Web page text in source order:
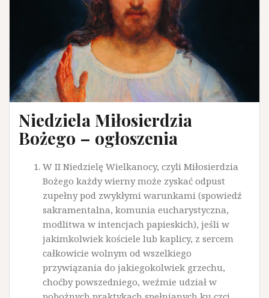
Niedziela Miłosierdzia
Bożego – ogłoszenia
W II Niedzielę Wielkanocy, czyli Miłosierdzia
Bożego każdy wierny może zyskać odpust
zupełny pod zwykłymi warunkami (spowiedź
sakramentalna, komunia eucharystyczna,
modlitwa w intencjach papieskich), jeśli w
jakimkolwiek kościele lub kaplicy, z sercem
całkowicie wolnym od wszelkiego
przywiązania do jakiegokolwiek grzechu,
choćby powszedniego, weźmie udział w